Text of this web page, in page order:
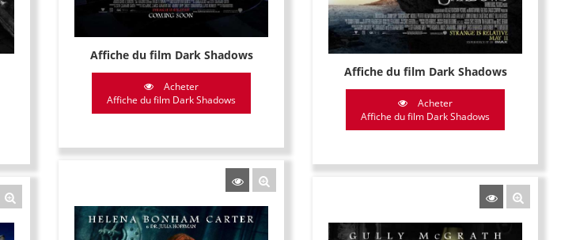
Affiche du film Dark Shadows
Acheter
Affiche du film Dark Shadows
Affiche du film Dark Shadows
Acheter
Affiche du film Dark Shadows